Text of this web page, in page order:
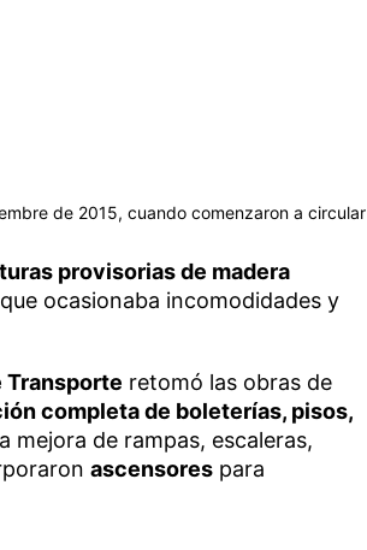
de 2015, cuando comenzaron a circular
provisorias de madera
ocasionaba incomodidades y
Transporte retomó las obras de
completa de boleterías, pisos,
mejora de rampas, escaleras,
ascensorespara